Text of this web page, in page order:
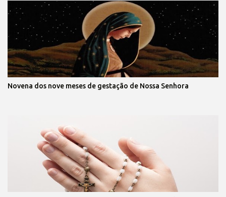
Novena dos nove meses de gestação de Nossa Senhora